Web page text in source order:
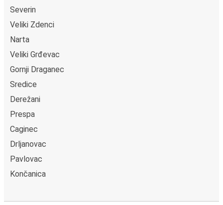
Severin
Veliki Zdenci
Narta
Veliki Grđevac
Gornji Draganec
Sredice
Derežani
Prespa
Caginec
Drljanovac
Pavlovac
Končanica